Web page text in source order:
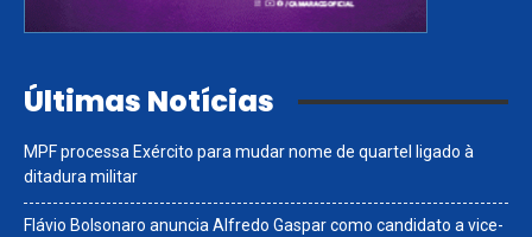
Últimas Notícias
MPF processa Exército para mudar nome de quartel ligado à
ditadura militar
Flávio Bolsonaro anuncia Alfredo Gaspar como candidato a vice-